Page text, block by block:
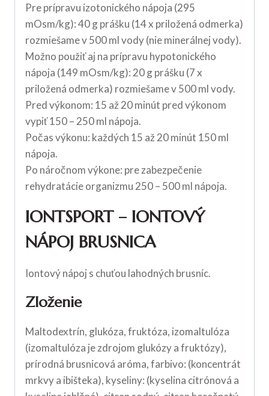
Pre prípravu izotonického nápoja (295
mOsm/kg): 40 g prášku (14 x priložená odmerka)
rozmiešame v 500 ml vody (nie minerálnej vody).
Možno použiť aj na prípravu hypotonického
nápoja (149 mOsm/kg): 20 g prášku (7 x
priložená odmerka) rozmiešame v 500 ml vody.
Pred výkonom: 15 až 20 minút pred výkonom
vypiť 150 – 250 ml nápoja.
Počas výkonu: každých 15 až 20 minút 150 ml
nápoja.
Po náročnom výkone: pre zabezpečenie
rehydratácie organizmu 250 – 500 ml nápoja.
IONTSPORT – IONTOVÝ
NÁPOJ BRUSNICA
Iontový nápoj s chuťou lahodných brusníc.
Zloženie
Maltodextrín, glukóza, fruktóza, izomaltulóza
(izomaltulóza je zdrojom glukózy a fruktózy),
prírodná brusnicová aróma, farbivo: (koncentrát
mrkvy a ibišteka), kyseliny: (kyselina citrónová a